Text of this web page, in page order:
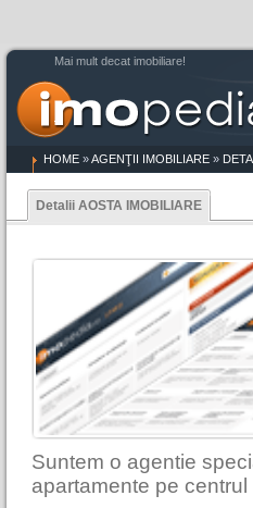
Mai mult decat imobiliare!
HOME »AGENŢII IMOBILIARE »
Detalii AOSTA IMOBILIARE
Suntem o agentie
apartamente pe